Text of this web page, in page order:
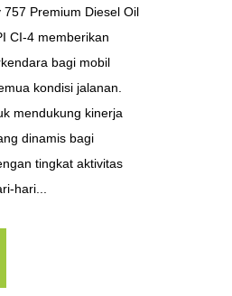
757 Premium Diesel Oil
CI-4 memberikan
bagi mobil
kondisi jalanan.
mendukung kinerja
dinamis bagi
tingkat aktivitas
hari...